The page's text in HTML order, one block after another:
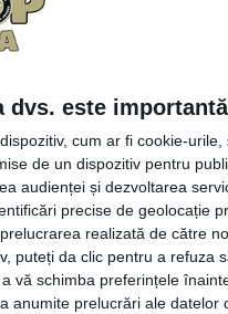
dvs. este importantă
cum ar fi cookie-
de un dispozitiv pentru
audienței și dezvoltarea
precise de geolocație
realizată de către
puteți da clic pentru a refuza
vă schimba preferințele
anumite prelucrări ale datelor